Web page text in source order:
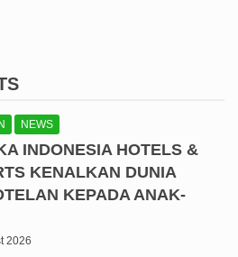
NEWS
INDONESIA HOTELS &
KENALKAN DUNIA
KEPADA ANAK-
2026